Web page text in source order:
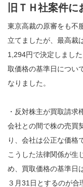
旧ＴＨ社案件
東京高裁の原審をも不
立てましたが、最高裁
1,294円で決定しまし
取価格の基準日につい
なりました。
・反対株主が買取請求
会社との間で株の売買
り、会社は公正な価格
こうした法律関係が生
め、買取価格の基準日
３月31日とするのが合